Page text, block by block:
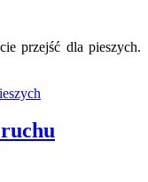
przejść dla pieszych.